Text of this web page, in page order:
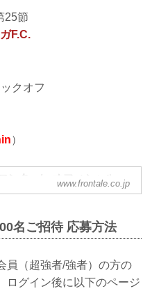
25節
F.C.
クオフ
）
ンターレ オフィシャル
試合の情報・結果、選手・ス
介、アカデミーの情報など、川
www.frontale.co.jp
名ご招待 応募方法
員（超強者/強者）の方の
ログイン後に以下のページ